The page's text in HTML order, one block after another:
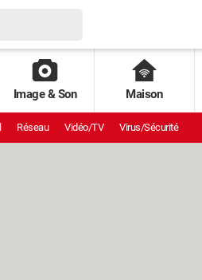
Image & Son Maison
Réseau Vidéo/TV Virus/Sécurité